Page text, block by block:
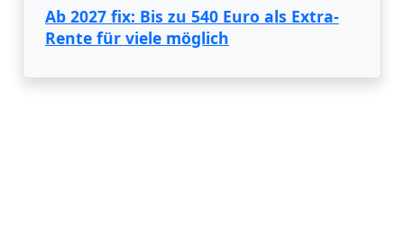
Ab 2027 fix: Bis zu 540 Euro als Extra-
Rente für viele möglich